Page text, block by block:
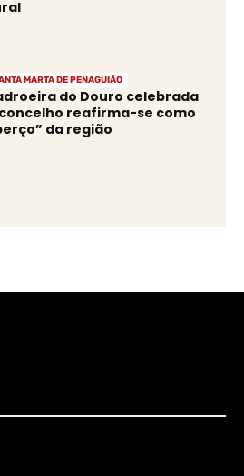
MARTA DE PENAGUIÃO
do Douro celebrada
reafirma-se como
da região